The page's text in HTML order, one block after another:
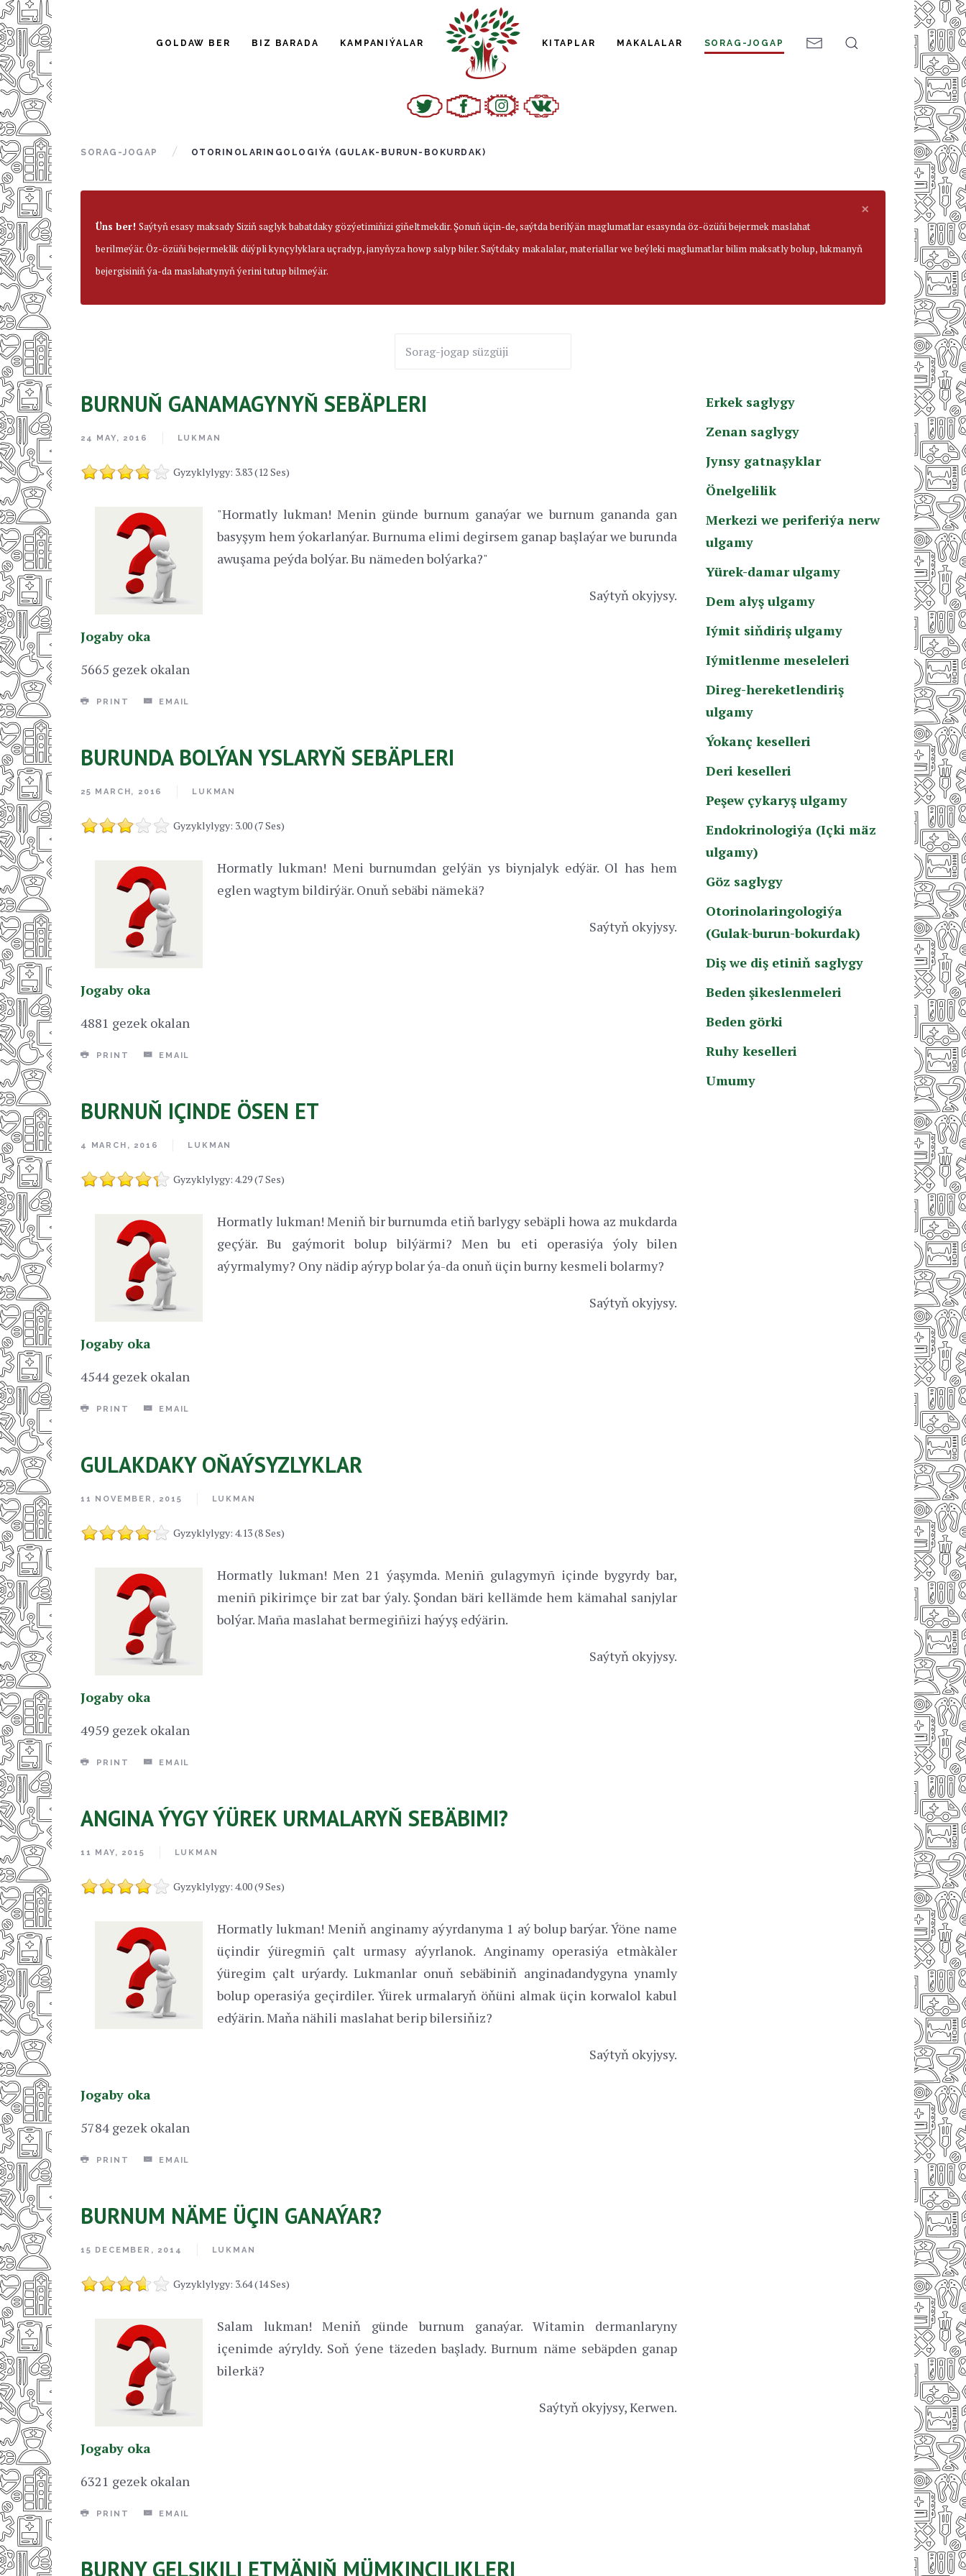
GOLDAW BER BIZ BARADA KAMPANIÝALAR KITAPLAR MAKALALAR SORAG-JOGAP
SORAG-JOGAP OTORINOLARINGOLOGIÝA (GULAK-BURUN-BOKURDAK)
×
Üns ber! Saýtyň esasy maksady Siziň saglyk babatdaky gözýetimiňizi giňeltmekdir. Şonuň üçin-de, saýtda berilýän maglumatlar esasynda öz-özüňi bejermek maslahat
berilmeýär. Öz-özüňi bejermeklik düýpli kynçylyklara uçradyp, janyňyza howp salyp biler. Saýtdaky makalalar, materiallar we beýleki maglumatlar bilim maksatly bolup, lukmanyň
bejergisiniň ýa-da maslahatynyň ýerini tutup bilmeýär.
BURNUŇ GANAMAGYNYŇ SEBÄPLERI
24 MAY, 2016 LUKMAN
Gyzyklylygy: 3.83 (12 Ses)
"Hormatly lukman! Menin günde burnum ganaýar we burnum gananda gan
basyşym hem ýokarlanýar. Burnuma elimi degirsem ganap başlaýar we burunda
awuşama peýda bolýar. Bu nämeden bolýarka?"
Saýtyň okyjysy.
Jogaby oka
5665 gezek okalan
PRINT EMAIL
BURUNDA BOLÝAN YSLARYŇ SEBÄPLERI
25 MARCH, 2016 LUKMAN
Gyzyklylygy: 3.00 (7 Ses)
Hormatly lukman! Meni burnumdan gelýän ys biynjalyk edýär. Ol has hem
eglen wagtym bildirýär. Onuň sebäbi nämekä?
Saýtyň okyjysy.
Jogaby oka
4881 gezek okalan
PRINT EMAIL
BURNUŇ IÇINDE ÖSEN ET
4 MARCH, 2016 LUKMAN
Gyzyklylygy: 4.29 (7 Ses)
Hormatly lukman! Meniň bir burnumda etiň barlygy sebäpli howa az mukdarda
geçýär. Bu gaýmorit bolup bilýärmi? Men bu eti operasiýa ýoly bilen
aýyrmalymy? Ony nädip aýryp bolar ýa-da onuň üçin burny kesmeli bolarmy?
Saýtyň okyjysy.
Jogaby oka
4544 gezek okalan
PRINT EMAIL
GULAKDAKY OŇAÝSYZLYKLAR
11 NOVEMBER, 2015 LUKMAN
Gyzyklylygy: 4.13 (8 Ses)
Hormatly lukman! Men 21 ýaşymda. Meniñ gulagymyñ içinde bygyrdy bar,
meniñ pikirimçe bir zat bar ýaly. Şondan bäri kellämde hem kämahal sanjylar
bolýar. Maña maslahat bermegiñizi haýyş edýärin.
Saýtyň okyjysy.
Jogaby oka
4959 gezek okalan
PRINT EMAIL
ANGINA ÝYGY ÝÜREK URMALARYŇ SEBÄBIMI?
11 MAY, 2015 LUKMAN
Gyzyklylygy: 4.00 (9 Ses)
Hormatly lukman! Meniň anginamy aýyrdanyma 1 aý bolup barýar. Ýöne name
üçindir ýüregmiñ çalt urmasy aýyrlanok. Anginamy operasiýa etmàkàler
ýüregim çalt urýardy. Lukmanlar onuň sebäbiniň anginadandygyna ynamly
bolup operasiýa geçirdiler. Ýürek urmalaryň öňüni almak üçin korwalol kabul
edýärin. Maňa nähili maslahat berip bilersiňiz?
Saýtyň okyjysy.
Jogaby oka
5784 gezek okalan
PRINT EMAIL
BURNUM NÄME ÜÇIN GANAÝAR?
15 DECEMBER, 2014 LUKMAN
Gyzyklylygy: 3.64 (14 Ses)
Salam lukman! Meniň günde burnum ganaýar. Witamin dermanlaryny
içenimde aýryldy. Soň ýene täzeden başlady. Burnum näme sebäpden ganap
bilerkä?
Saýtyň okyjysy, Kerwen.
Jogaby oka
6321 gezek okalan
PRINT EMAIL
BURNY GELŞIKILI ETMÄNIŇ MÜMKINÇILIKLERI
Erkek saglygy
Zenan saglygy
Jynsy gatnaşyklar
Önelgelilik
Merkezi we periferiýa nerw
ulgamy
Yürek-damar ulgamy
Dem alyş ulgamy
Iýmit siňdiriş ulgamy
Iýmitlenme meseleleri
Direg-hereketlendiriş
ulgamy
Ýokanç keselleri
Deri keselleri
Peşew çykaryş ulgamy
Endokrinologiýa (Içki mäz
ulgamy)
Göz saglygy
Otorinolaringologiýa
(Gulak-burun-bokurdak)
Diş we diş etiniň saglygy
Beden şikeslenmeleri
Beden görki
Ruhy keselleri
Umumy